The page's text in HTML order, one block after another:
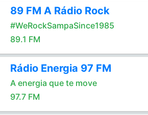
89 FM A Rádio Rock
#WeRockSampaSince1985
89.1 FM
Rádio Energia 97 FM
A energia que te move
97.7 FM